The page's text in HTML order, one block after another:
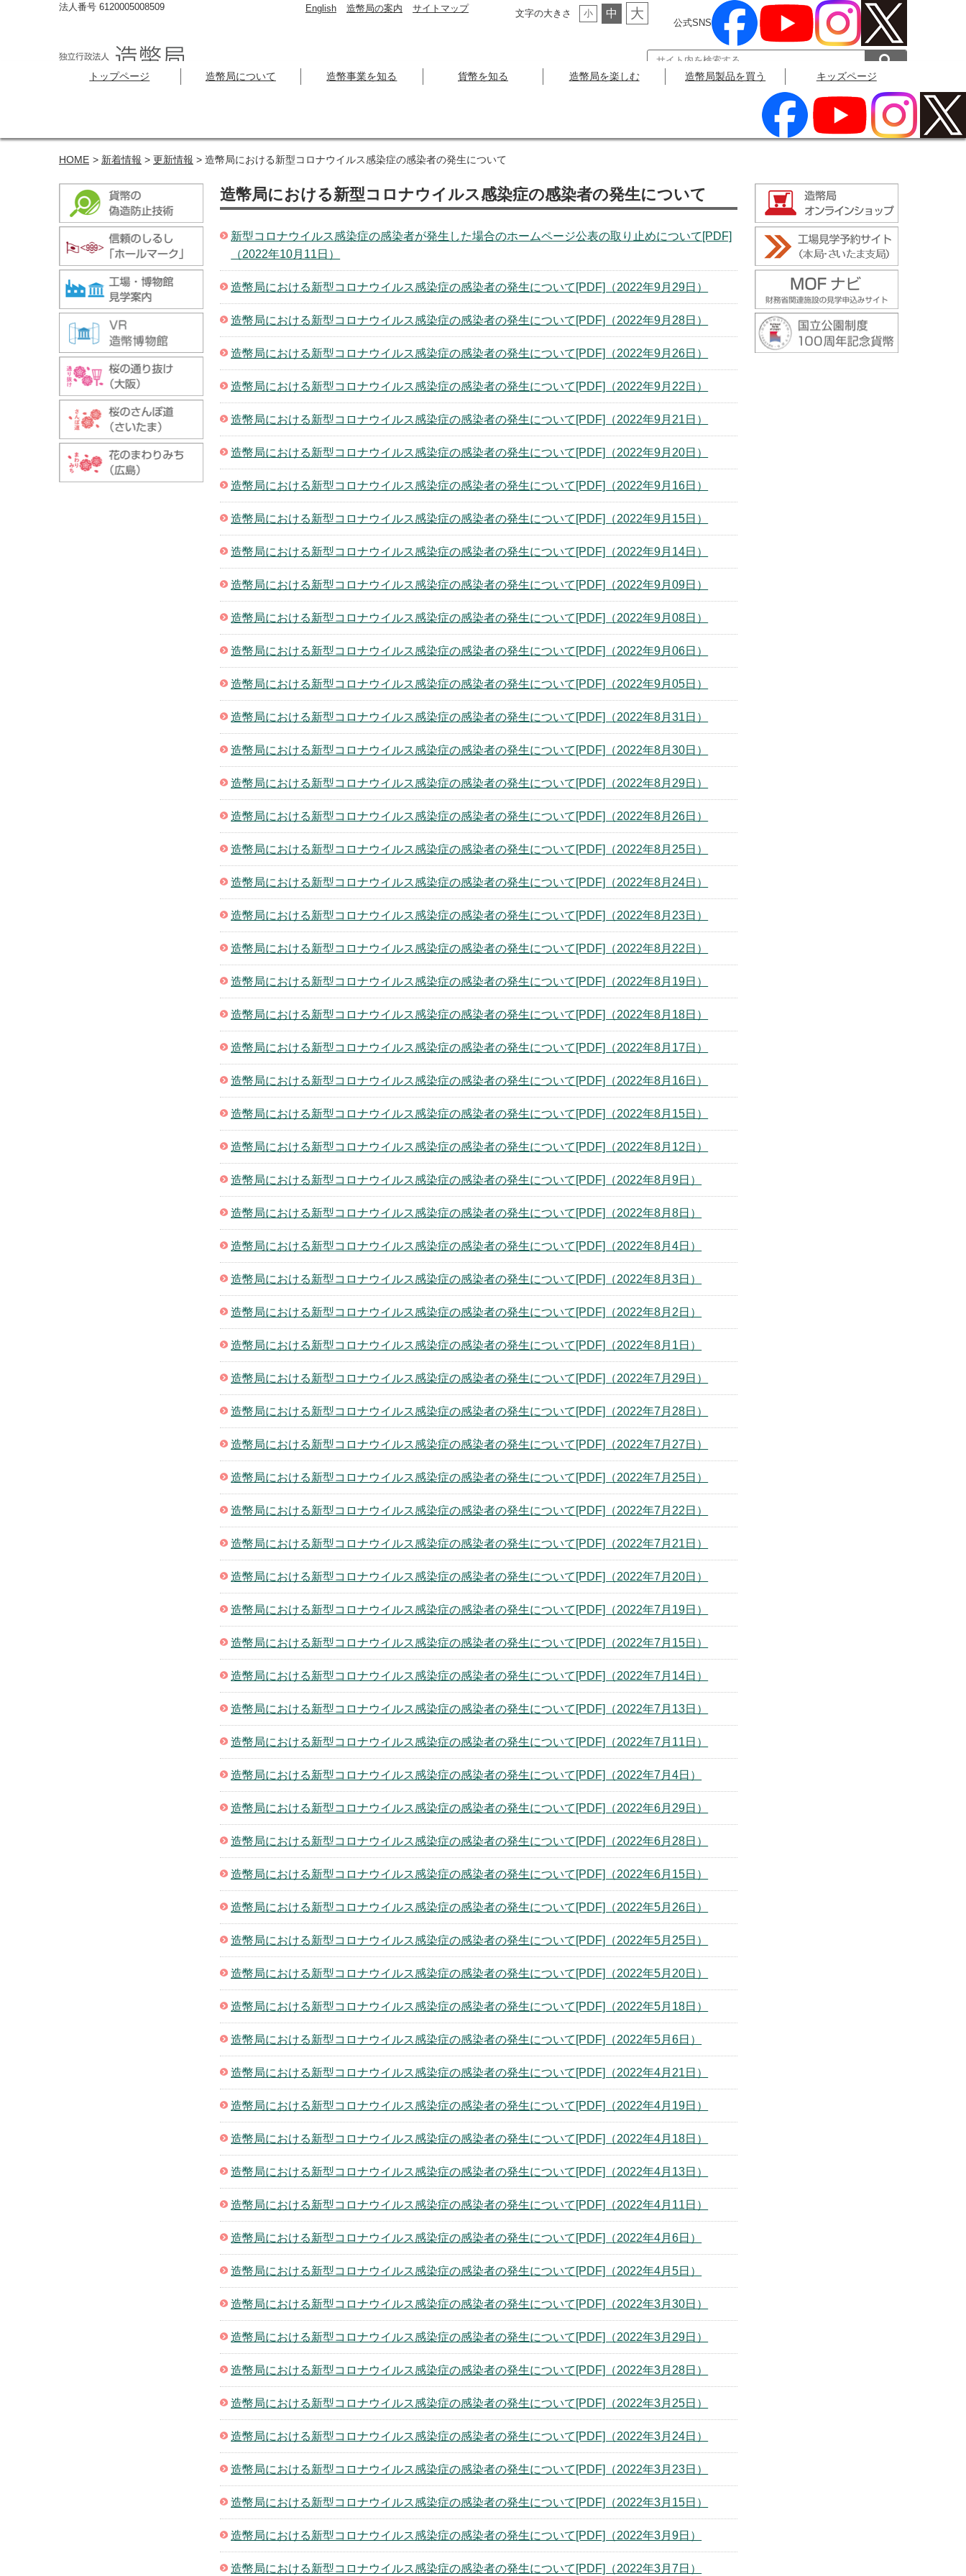
法人番号 6120005008509 English 造幣局の案内 サイトマップ 文字の大きさ 小 中 大
公式SNS
トップページ 造幣局について 造幣事業を知る 貨幣を知る 造幣局を楽しむ 造幣局製品を買う キッズページ
HOME > 新着情報 > 更新情報 > 造幣局における新型コロナウイルス感染症の感染者の発生について
造幣局における新型コロナウイルス感染症の感染者の発生について
新型コロナウイルス感染症の感染者が発生した場合のホームページ公表の取り止めについて[PDF]
（2022年10月11日）
造幣局における新型コロナウイルス感染症の感染者の発生について[PDF]（2022年9月29日）
造幣局における新型コロナウイルス感染症の感染者の発生について[PDF]（2022年9月28日）
造幣局における新型コロナウイルス感染症の感染者の発生について[PDF]（2022年9月26日）
造幣局における新型コロナウイルス感染症の感染者の発生について[PDF]（2022年9月22日）
造幣局における新型コロナウイルス感染症の感染者の発生について[PDF]（2022年9月21日）
造幣局における新型コロナウイルス感染症の感染者の発生について[PDF]（2022年9月20日）
造幣局における新型コロナウイルス感染症の感染者の発生について[PDF]（2022年9月16日）
造幣局における新型コロナウイルス感染症の感染者の発生について[PDF]（2022年9月15日）
造幣局における新型コロナウイルス感染症の感染者の発生について[PDF]（2022年9月14日）
造幣局における新型コロナウイルス感染症の感染者の発生について[PDF]（2022年9月09日）
造幣局における新型コロナウイルス感染症の感染者の発生について[PDF]（2022年9月08日）
造幣局における新型コロナウイルス感染症の感染者の発生について[PDF]（2022年9月06日）
造幣局における新型コロナウイルス感染症の感染者の発生について[PDF]（2022年9月05日）
造幣局における新型コロナウイルス感染症の感染者の発生について[PDF]（2022年8月31日）
造幣局における新型コロナウイルス感染症の感染者の発生について[PDF]（2022年8月30日）
造幣局における新型コロナウイルス感染症の感染者の発生について[PDF]（2022年8月29日）
造幣局における新型コロナウイルス感染症の感染者の発生について[PDF]（2022年8月26日）
造幣局における新型コロナウイルス感染症の感染者の発生について[PDF]（2022年8月25日）
造幣局における新型コロナウイルス感染症の感染者の発生について[PDF]（2022年8月24日）
造幣局における新型コロナウイルス感染症の感染者の発生について[PDF]（2022年8月23日）
造幣局における新型コロナウイルス感染症の感染者の発生について[PDF]（2022年8月22日）
造幣局における新型コロナウイルス感染症の感染者の発生について[PDF]（2022年8月19日）
造幣局における新型コロナウイルス感染症の感染者の発生について[PDF]（2022年8月18日）
造幣局における新型コロナウイルス感染症の感染者の発生について[PDF]（2022年8月17日）
造幣局における新型コロナウイルス感染症の感染者の発生について[PDF]（2022年8月16日）
造幣局における新型コロナウイルス感染症の感染者の発生について[PDF]（2022年8月15日）
造幣局における新型コロナウイルス感染症の感染者の発生について[PDF]（2022年8月12日）
造幣局における新型コロナウイルス感染症の感染者の発生について[PDF]（2022年8月9日）
造幣局における新型コロナウイルス感染症の感染者の発生について[PDF]（2022年8月8日）
造幣局における新型コロナウイルス感染症の感染者の発生について[PDF]（2022年8月4日）
造幣局における新型コロナウイルス感染症の感染者の発生について[PDF]（2022年8月3日）
造幣局における新型コロナウイルス感染症の感染者の発生について[PDF]（2022年8月2日）
造幣局における新型コロナウイルス感染症の感染者の発生について[PDF]（2022年8月1日）
造幣局における新型コロナウイルス感染症の感染者の発生について[PDF]（2022年7月29日）
造幣局における新型コロナウイルス感染症の感染者の発生について[PDF]（2022年7月28日）
造幣局における新型コロナウイルス感染症の感染者の発生について[PDF]（2022年7月27日）
造幣局における新型コロナウイルス感染症の感染者の発生について[PDF]（2022年7月25日）
造幣局における新型コロナウイルス感染症の感染者の発生について[PDF]（2022年7月22日）
造幣局における新型コロナウイルス感染症の感染者の発生について[PDF]（2022年7月21日）
造幣局における新型コロナウイルス感染症の感染者の発生について[PDF]（2022年7月20日）
造幣局における新型コロナウイルス感染症の感染者の発生について[PDF]（2022年7月19日）
造幣局における新型コロナウイルス感染症の感染者の発生について[PDF]（2022年7月15日）
造幣局における新型コロナウイルス感染症の感染者の発生について[PDF]（2022年7月14日）
造幣局における新型コロナウイルス感染症の感染者の発生について[PDF]（2022年7月13日）
造幣局における新型コロナウイルス感染症の感染者の発生について[PDF]（2022年7月11日）
造幣局における新型コロナウイルス感染症の感染者の発生について[PDF]（2022年7月4日）
造幣局における新型コロナウイルス感染症の感染者の発生について[PDF]（2022年6月29日）
造幣局における新型コロナウイルス感染症の感染者の発生について[PDF]（2022年6月28日）
造幣局における新型コロナウイルス感染症の感染者の発生について[PDF]（2022年6月15日）
造幣局における新型コロナウイルス感染症の感染者の発生について[PDF]（2022年5月26日）
造幣局における新型コロナウイルス感染症の感染者の発生について[PDF]（2022年5月25日）
造幣局における新型コロナウイルス感染症の感染者の発生について[PDF]（2022年5月20日）
造幣局における新型コロナウイルス感染症の感染者の発生について[PDF]（2022年5月18日）
造幣局における新型コロナウイルス感染症の感染者の発生について[PDF]（2022年5月6日）
造幣局における新型コロナウイルス感染症の感染者の発生について[PDF]（2022年4月21日）
造幣局における新型コロナウイルス感染症の感染者の発生について[PDF]（2022年4月19日）
造幣局における新型コロナウイルス感染症の感染者の発生について[PDF]（2022年4月18日）
造幣局における新型コロナウイルス感染症の感染者の発生について[PDF]（2022年4月13日）
造幣局における新型コロナウイルス感染症の感染者の発生について[PDF]（2022年4月11日）
造幣局における新型コロナウイルス感染症の感染者の発生について[PDF]（2022年4月6日）
造幣局における新型コロナウイルス感染症の感染者の発生について[PDF]（2022年4月5日）
造幣局における新型コロナウイルス感染症の感染者の発生について[PDF]（2022年3月30日）
造幣局における新型コロナウイルス感染症の感染者の発生について[PDF]（2022年3月29日）
造幣局における新型コロナウイルス感染症の感染者の発生について[PDF]（2022年3月28日）
造幣局における新型コロナウイルス感染症の感染者の発生について[PDF]（2022年3月25日）
造幣局における新型コロナウイルス感染症の感染者の発生について[PDF]（2022年3月24日）
造幣局における新型コロナウイルス感染症の感染者の発生について[PDF]（2022年3月23日）
造幣局における新型コロナウイルス感染症の感染者の発生について[PDF]（2022年3月15日）
造幣局における新型コロナウイルス感染症の感染者の発生について[PDF]（2022年3月9日）
造幣局における新型コロナウイルス感染症の感染者の発生について[PDF]（2022年3月7日）